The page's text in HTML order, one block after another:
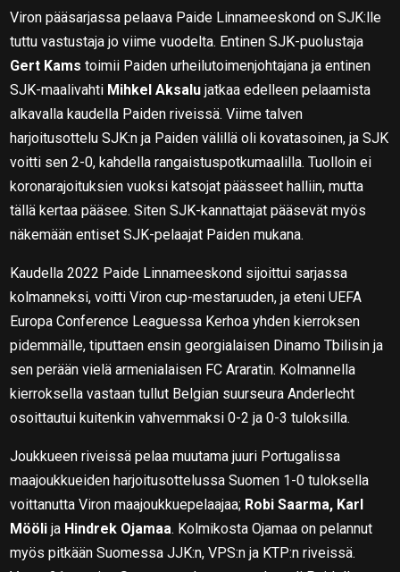
Viron pääsarjassa pelaava Paide Linnameeskond on SJK:lle
tuttu vastustaja jo viime vuodelta. Entinen SJK-puolustaja
Gert Kams toimii Paiden urheilutoimenjohtajana ja entinen
SJK-maalivahti Mihkel Aksalu jatkaa edelleen pelaamista
alkavalla kaudella Paiden riveissä. Viime talven
harjoitusottelu SJK:n ja Paiden välillä oli kovatasoinen, ja SJK
voitti sen 2-0, kahdella rangaistuspotkumaalilla. Tuolloin ei
koronarajoituksien vuoksi katsojat päässeet halliin, mutta
tällä kertaa pääsee. Siten SJK-kannattajat pääsevät myös
näkemään entiset SJK-pelaajat Paiden mukana.
Kaudella 2022 Paide Linnameeskond sijoittui sarjassa
kolmanneksi, voitti Viron cup-mestaruuden, ja eteni UEFA
Europa Conference Leaguessa Kerhoa yhden kierroksen
pidemmälle, tiputtaen ensin georgialaisen Dinamo Tbilisin ja
sen perään vielä armenialaisen FC Araratin. Kolmannella
kierroksella vastaan tullut Belgian suurseura Anderlecht
osoittautui kuitenkin vahvemmaksi 0-2 ja 0-3 tuloksilla.
Joukkueen riveissä pelaa muutama juuri Portugalissa
maajoukkueiden harjoitusottelussa Suomen 1-0 tuloksella
voittanutta Viron maajoukkuepelaajaa; Robi Saarma, Karl
Mööli ja Hindrek Ojamaa. Kolmikosta Ojamaa on pelannut
myös pitkään Suomessa JJK:n, VPS:n ja KTP:n riveissä.